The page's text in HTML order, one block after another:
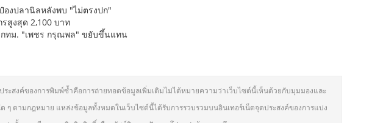
งปลานิลหลังพบ "ไม่ตรงปก"
สูงสุด 2,100 บาท
กทม. "เพชร กรุณพล" ขยับขึ้นแทน
ะสงค์ของการพิมพ์ซ้ำคือการถ่ายทอดข้อมูลเพิ่มเติมไม่ได้หมายความว่าเว็บไซต์นี้เห็นด้วยกับมุมมองและ
ๆ ตามกฎหมาย แหล่งข้อมูลทั้งหมดในเว็บไซต์นี้ได้รับการรวบรวมบนอินเทอร์เน็ตจุดประสงค์ของการแบ่ง